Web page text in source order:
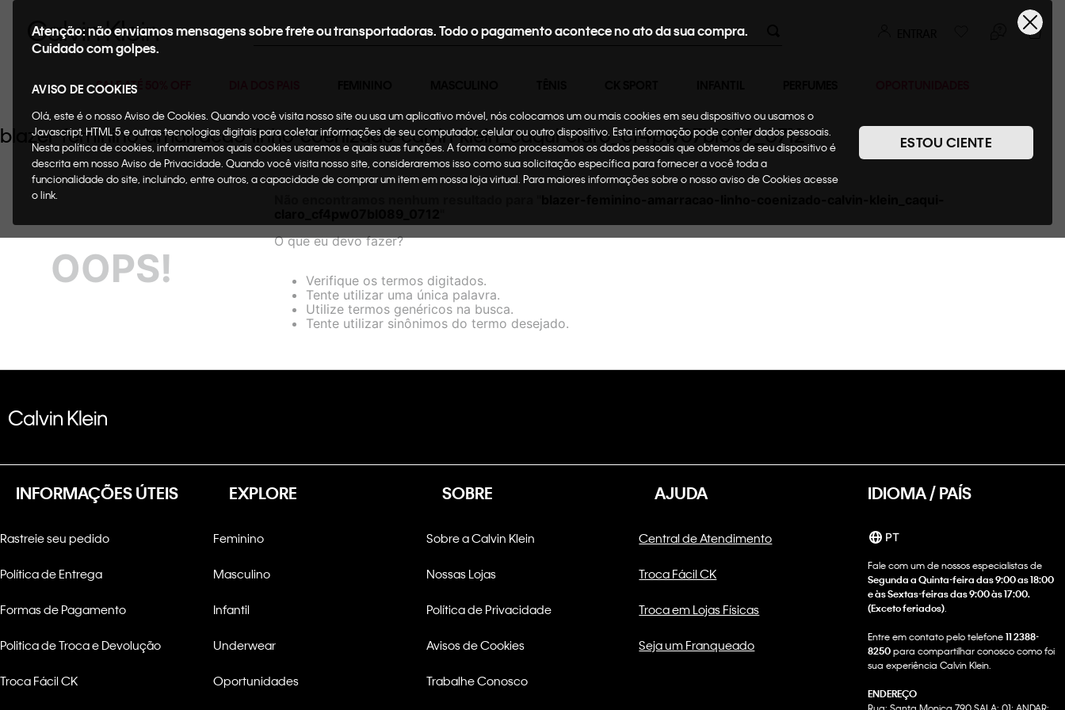
Buscar
SALE ATÉ 50% OFF
Atenção: não enviamos mensagens sobre frete ou transportadoras. Todo o pagamento acontece no ato da sua compra.
Cuidado com golpes.
AVISO DE COOKIES
Olá, este é o nosso Aviso de Cookies. Quando você visita nosso site ou usa um aplicativo móvel, nós colocamos um ou mais cookies em seu dispositivo ou usamos o
Javascript, HTML 5 e outras tecnologias digitais para coletar informações de seu computador, celular ou outro dispositivo. Esta informação pode conter dados pessoais.
Nesta política de cookies, informaremos quais cookies usaremos e quais suas funções. A forma como processamos os dados pessoais que obtemos de seu dispositivo é
descrita em nosso Aviso de Privacidade. Quando você visita nosso site, consideraremos isso como sua solicitação específica para fornecer a você toda a
funcionalidade do site, incluindo, entre outros, a capacidade de comprar um item em nossa loja virtual. Para maiores informações sobre o nosso aviso de Cookies acesse
o link.
ESTOU CIENTE
blazer-feminino-amarracao-linho-coenizado-calvin-klein_caqui-claro_cf4pw07bl089_0712
OOPS!
O que eu devo fazer?
Verifique os termos digitados.
Tente utilizar uma única palavra.
Utilize termos genéricos na busca.
Tente utilizar sinônimos do termo desejado.
INFORMAÇÕES ÚTEIS
Rastreie seu pedido
Política de Entrega
Formas de Pagamento
Politica de Troca e Devolução
Troca Fácil CK
EXPLORE
Feminino
Masculino
Infantil
Underwear
Oportunidades
SOBRE
Sobre a Calvin Klein
Nossas Lojas
Política de Privacidade
Avisos de Cookies
Trabalhe Conosco
AJUDA
Central de Atendimento
Troca Fácil CK
Troca em Lojas Físicas
Seja um Franqueado
IDIOMA / PAÍS
PT
Fale com um de nossos especialistas de
Segunda a Quinta-feira das 9:00 as 18:00
e às Sextas-feiras das 9:00 às 17:00.
(Exceto feriados)
Entre em contato pelo telefone11 2388-
8250para compartilhar conosco como foi
sua experiência Calvin Klein.
ENDEREÇO